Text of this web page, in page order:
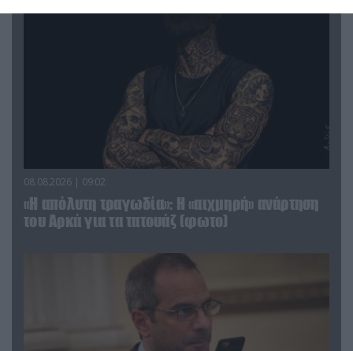
08.08.2026 | 09:02
«Η απόλυτη τραγωδία»: Η «αιχμηρή» ανάρτηση
του Αρκά για τα τατουάζ (φωτο)